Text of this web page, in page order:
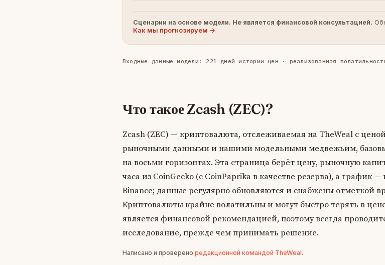
Сценарии на основе модели. Не является финансовой консультацией.
Как мы прогнозируем →
Входные данные модели: 221 дней истории цен · реализованная
Что такое Zcash (ZEC)?
Zcash (ZEC) — криптовалюта, отслеживаемая на TheWeal с
рыночными данными и нашими модельными медвежьим,
на восьми горизонтах. Эта страница берёт цену, рыночную
часа из CoinGecko (с CoinPaprika в качестве резерва), а график
Binance; данные регулярно обновляются и снабжены отметкой
Криптовалюты крайне волатильны и могут быстро терять в
является финансовой рекомендацией, поэтому всегда
исследование, прежде чем принимать решение.
Написано и проверено редакционной командой TheWeal.